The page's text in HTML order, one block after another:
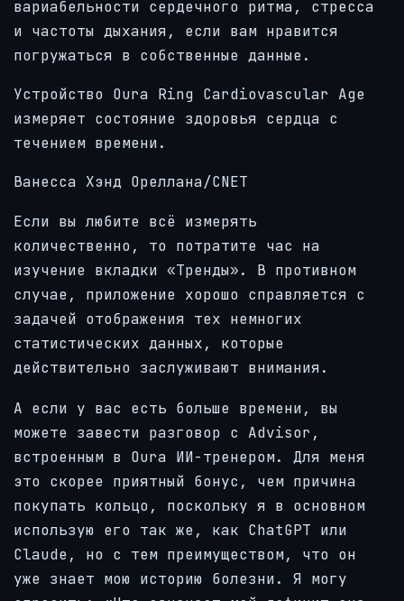
вариабельности сердечного ритма, стресса
и частоты дыхания, если вам нравится
погружаться в собственные данные.
Устройство Oura Ring Cardiovascular Age
измеряет состояние здоровья сердца с
течением времени.
Ванесса Хэнд Ореллана/CNET
Если вы любите всё измерять
количественно, то потратите час на
изучение вкладки «Тренды». В противном
случае, приложение хорошо справляется с
задачей отображения тех немногих
статистических данных, которые
действительно заслуживают внимания.
А если у вас есть больше времени, вы
можете завести разговор с Advisor,
встроенным в Oura ИИ-тренером. Для меня
это скорее приятный бонус, чем причина
покупать кольцо, поскольку я в основном
использую его так же, как ChatGPT или
Claude, но с тем преимуществом, что он
уже знает мою историю болезни. Я могу